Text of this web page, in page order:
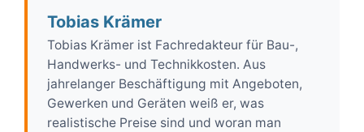
Tobias Krämer
Tobias Krämer ist Fachredakteur für Bau-,
Handwerks- und Technikkosten. Aus
jahrelanger Beschäftigung mit Angeboten,
Gewerken und Geräten weiß er, was
realistische Preise sind und woran man